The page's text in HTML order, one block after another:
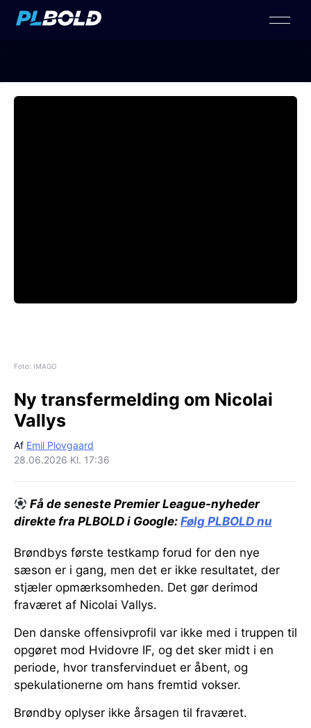
Foto: IMAGO
Ny transfermelding om Nicolai
Vallys
Af Emil Plovgaard
28.06.2026 Kl. 17:36
Få de seneste Premier League-nyheder
direkte fra PLBOLD i Google: Følg PLBOLD nu
Brøndbys første testkamp forud for den nye
sæson er i gang, men det er ikke resultatet, der
stjæler opmærksomheden. Det gør derimod
fraværet af Nicolai Vallys.
Den danske offensivprofil var ikke med i truppen til
opgøret mod Hvidovre IF, og det sker midt i en
periode, hvor transfervinduet er åbent, og
spekulationerne om hans fremtid vokser.
Brøndby oplyser ikke årsagen til fraværet.